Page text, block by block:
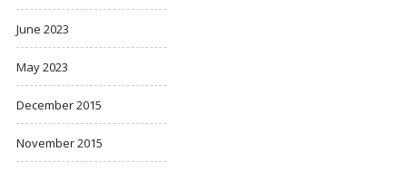
June 2023
May 2023
December 2015
November 2015